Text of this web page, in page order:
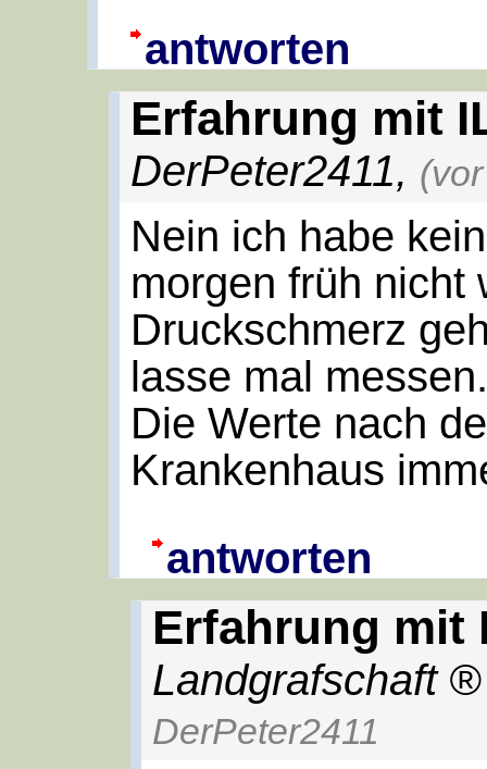
antworten
Erfahrung mit
DerPeter2411,
Nein ich habe
morgen früh nicht
Druckschmerz
lasse mal messen.
Die Werte nach
Krankenhaus
antworten
Erfahrung mit
Landgrafschaft
DerPeter2411